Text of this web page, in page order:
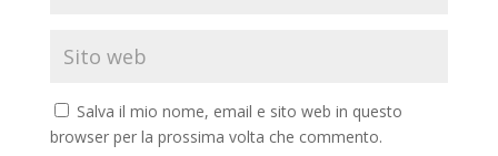
Salva il mio nome, email e sito web in questo
browser per la prossima volta che commento.